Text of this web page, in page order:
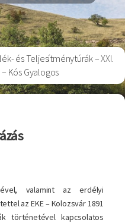
és Teljesítménytúrák – XXI.
Kós Gyalogos
valamint az erdélyi
az EKE – Kolozsvár 1891
történetével kapcsolatos